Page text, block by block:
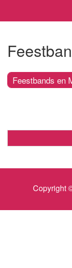
Feestbands en
Copyright